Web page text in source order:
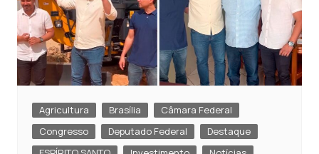
Agricultura Brasília
Câmara Federal
Congresso
Deputado Federal
Destaque